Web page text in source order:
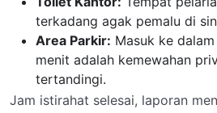
terkadang agak pemalu di
Area Parkir: Masuk ke
menit adalah kemewahan
tertandingi.
Jam istirahat selesai, laporan